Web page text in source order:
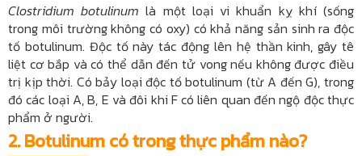
Clostridium botulinum là một loại vi khuẩn kỵ khí (sống
trong môi trường không có oxy) có khả năng sản sinh ra độc
tố botulinum. Độc tố này tác động lên hệ thần kinh, gây tê
liệt cơ bắp và có thể dẫn đến tử vong nếu không được điều
trị kịp thời. Có bảy loại độc tố botulinum (từ A đến G), trong
đó các loại A, B, E và đôi khi F có liên quan đến ngộ độc thực
phẩm ở người.
2. Botulinum có trong thực phẩm nào?